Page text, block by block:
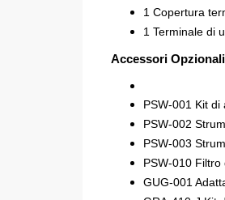
1 Copertura
1 Terminale di
Accessori Opzionali
PSW-001 Kit di
PSW-002
PSW-003
PSW-010
GUG-001